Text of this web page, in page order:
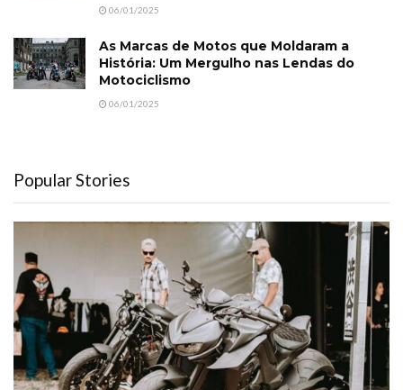
06/01/2025
As Marcas de Motos que Moldaram a
História: Um Mergulho nas Lendas do
Motociclismo
06/01/2025
Popular Stories